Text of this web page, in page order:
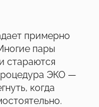
примерно
пары
стараются
ЭКО —
когда